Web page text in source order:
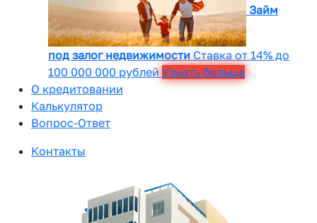
Займ
под залог недвижимости Ставка от 14% до
100 000 000 рублей Узнать больше
О кредитовании
Калькулятор
Вопрос-Ответ
Контакты